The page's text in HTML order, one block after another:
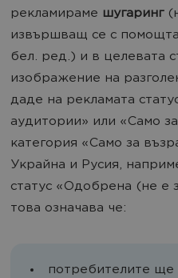
рекламираме шугаринг
извършващ се с помощта
бел. ред.) и в целевата
изображение на
даде на рекламата
аудитории» или «Само
категория «Само за
Украйна и Русия,
статус «Одобрена (не е
това означава че:
потребителите ще